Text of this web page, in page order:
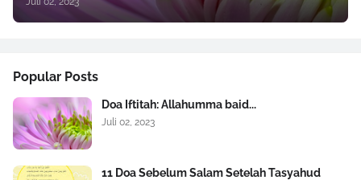
Popular Posts
Doa Iftitah: Allahumma baid...
Juli 02, 2023
11 Doa Sebelum Salam Setelah Tasyahud